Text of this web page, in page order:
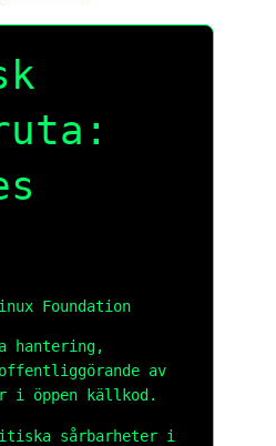
Foundation
hantering,
av
i öppen källkod.
sårbarheter i